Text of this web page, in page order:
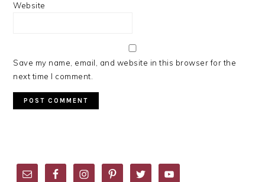
Website
Save my name, email, and website in this browser for the
next time I comment.
SIDEBAR